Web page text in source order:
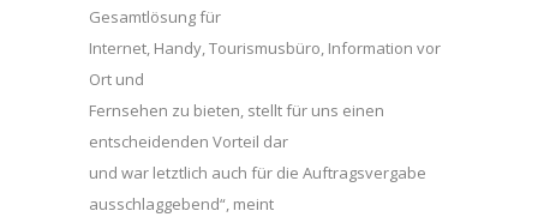
Gesamtlösung für
Internet, Handy, Tourismusbüro, Information vor
Ort und
Fernsehen zu bieten, stellt für uns einen
entscheidenden Vorteil dar
und war letztlich auch für die Auftragsvergabe
ausschlaggebend“, meint